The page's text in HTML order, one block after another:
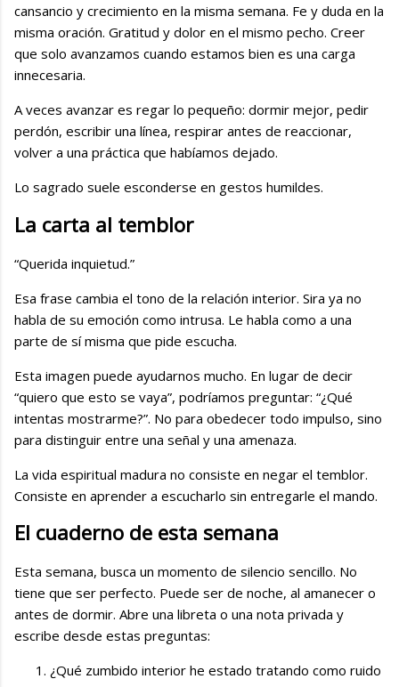
cansancio y crecimiento en la misma semana. Fe y duda en la
misma oración. Gratitud y dolor en el mismo pecho. Creer
que solo avanzamos cuando estamos bien es una carga
innecesaria.
A veces avanzar es regar lo pequeño: dormir mejor, pedir
perdón, escribir una línea, respirar antes de reaccionar,
volver a una práctica que habíamos dejado.
Lo sagrado suele esconderse en gestos humildes.
La carta al temblor
“Querida inquietud.”
Esa frase cambia el tono de la relación interior. Sira ya no
habla de su emoción como intrusa. Le habla como a una
parte de sí misma que pide escucha.
Esta imagen puede ayudarnos mucho. En lugar de decir
“quiero que esto se vaya”, podríamos preguntar: “¿Qué
intentas mostrarme?”. No para obedecer todo impulso, sino
para distinguir entre una señal y una amenaza.
La vida espiritual madura no consiste en negar el temblor.
Consiste en aprender a escucharlo sin entregarle el mando.
El cuaderno de esta semana
Esta semana, busca un momento de silencio sencillo. No
tiene que ser perfecto. Puede ser de noche, al amanecer o
antes de dormir. Abre una libreta o una nota privada y
escribe desde estas preguntas:
¿Qué zumbido interior he estado tratando como ruido